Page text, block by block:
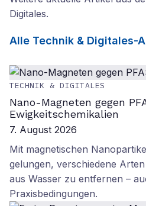
Digitales.
Alle Technik & Digitales-
TECHNIK & DIGITALES
Nano-Magneten gegen
Ewigkeitschemikalien
7. August 2026
Mit magnetischen
gelungen, verschiedene
aus Wasser zu entfernen –
Praxisbedingungen.